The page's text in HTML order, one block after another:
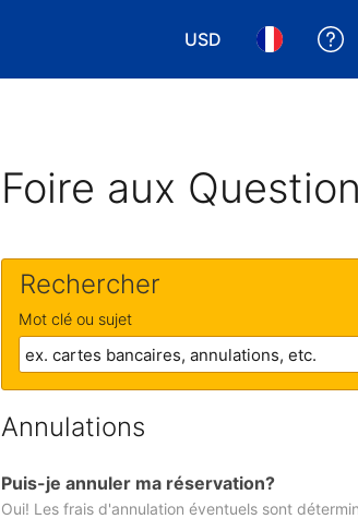
USD
Choisissez votre
Foire aux
Rechercher
Mot clé ou sujet
Annulations
Puis-je annuler ma réservation?
Oui! Les frais d'annulation éventuels sont